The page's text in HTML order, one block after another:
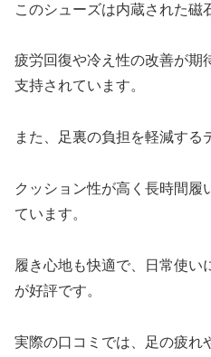
このシューズは内蔵された磁
疲労回復や冷え性の改善が期
支持されています。
また、足裏の負担を軽減する
クッション性が高く長時間履
ています。
履き心地も快適で、日常使い
が好評です。
実際の口コミでは、足の疲れ